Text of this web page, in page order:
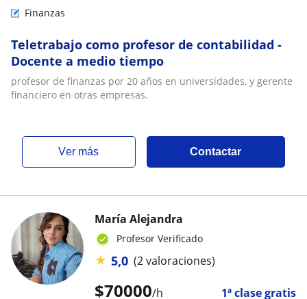
Finanzas
Teletrabajo como profesor de contabilidad -
Docente a medio tiempo
profesor de finanzas por 20 años en universidades, y gerente
financiero en otras empresas.
ver más Contactar
$70000/h 1ª clase gratis
María Alejandra
Profesor Verificado
★ 5,0 (2 valoraciones)